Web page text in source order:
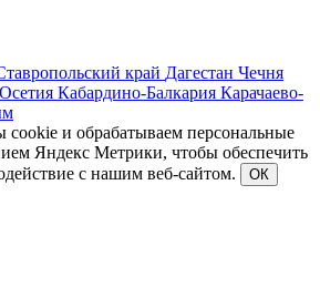
край Дагестан Чечня
Кабардино-Балкария Карачаево-
и обрабатываем персональные
Яндекс Метрики, чтобы обеспечить
с нашим веб-сайтом.
ОК